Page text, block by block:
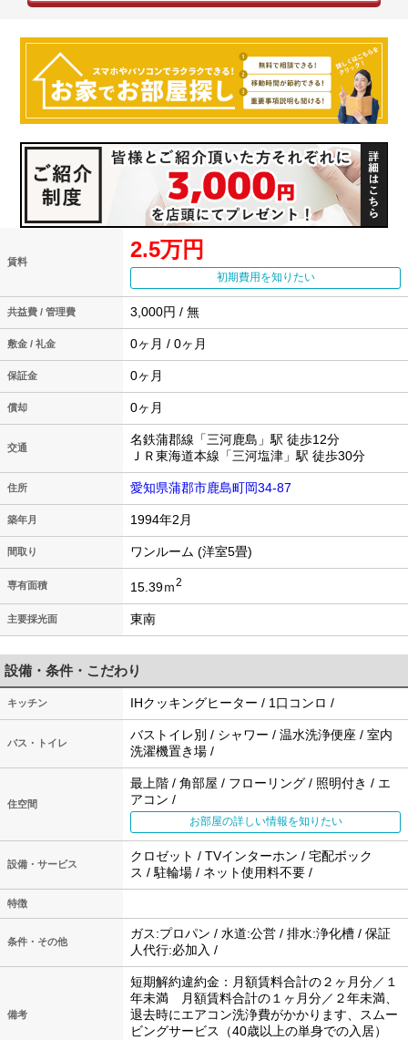
賃料 2.5万円
初期費用を知りたい
共益費 / 管理費 3,000円 / 無
敷金 / 礼金 0ヶ月 / 0ヶ月
保証金 0ヶ月
償却 0ヶ月
交通
名鉄蒲郡線「三河鹿島」駅 徒歩12分
ＪＲ東海道本線「三河塩津」駅 徒歩30分
住所 愛知県蒲郡市鹿島町岡34-87
築年月 1994年2月
間取り ワンルーム (洋室5畳)
専有面積 15.39ｍ2
主要採光面 東南
設備・条件・こだわり
キッチン IHクッキングヒーター / 1口コンロ /
バス・トイレ
バストイレ別 / シャワー / 温水洗浄便座 / 室内
洗濯機置き場 /
住空間
最上階 / 角部屋 / フローリング / 照明付き / エ
アコン /
お部屋の詳しい情報を知りたい
設備・サービス
クロゼット / TVインターホン / 宅配ボック
ス / 駐輪場 / ネット使用料不要 /
特徴
条件・その他
ガス:プロパン / 水道:公営 / 排水:浄化槽 / 保証
人代行:必加入 /
備考
短期解約違約金：月額賃料合計の２ヶ月分／１
年未満 月額賃料合計の１ヶ月分／２年未満、
退去時にエアコン洗浄費がかかります、スムー
ビングサービス（40歳以上の単身での入居）